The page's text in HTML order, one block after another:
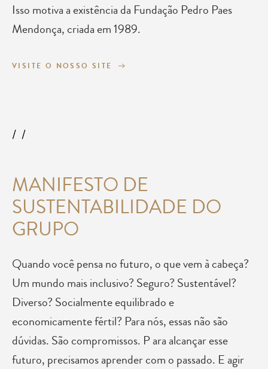
Isso motiva a existência da Fundação Pedro Paes
Mendonça, criada em 1989.
VISITE O NOSSO SITE
MANIFESTO DE
SUSTENTABILIDADE DO
GRUPO
Quando você pensa no futuro, o que vem à cabeça?
Um mundo mais inclusivo? Seguro? Sustentável?
Diverso? Socialmente equilibrado e
economicamente fértil? Para nós, essas não são
dúvidas. São compromissos. P ara alcançar esse
futuro, precisamos aprender com o passado. E agir